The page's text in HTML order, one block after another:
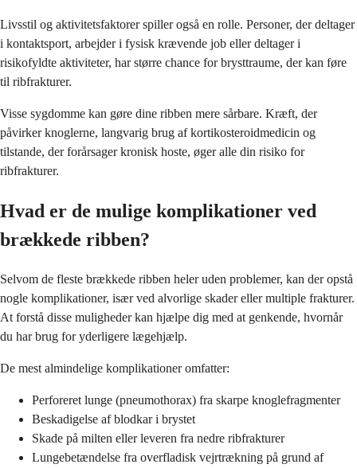
Livsstil og aktivitetsfaktorer spiller også en rolle. Personer, der deltager
i kontaktsport, arbejder i fysisk krævende job eller deltager i
risikofyldte aktiviteter, har større chance for brysttraume, der kan føre
til ribfrakturer.
Visse sygdomme kan gøre dine ribben mere sårbare. Kræft, der
påvirker knoglerne, langvarig brug af kortikosteroidmedicin og
tilstande, der forårsager kronisk hoste, øger alle din risiko for
ribfrakturer.
Hvad er de mulige komplikationer ved
brækkede ribben?
Selvom de fleste brækkede ribben heler uden problemer, kan der opstå
nogle komplikationer, især ved alvorlige skader eller multiple frakturer.
At forstå disse muligheder kan hjælpe dig med at genkende, hvornår
du har brug for yderligere lægehjælp.
De mest almindelige komplikationer omfatter:
Perforeret lunge (pneumothorax) fra skarpe knoglefragmenter
Beskadigelse af blodkar i brystet
Skade på milten eller leveren fra nedre ribfrakturer
Lungebetændelse fra overfladisk vejrtrækning på grund af